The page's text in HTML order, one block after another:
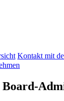
Kontakt mit